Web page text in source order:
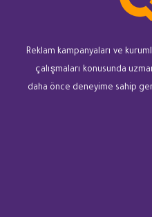
Reklam kampanyaları ve
çalışmaları konusunda
daha önce deneyime sahip